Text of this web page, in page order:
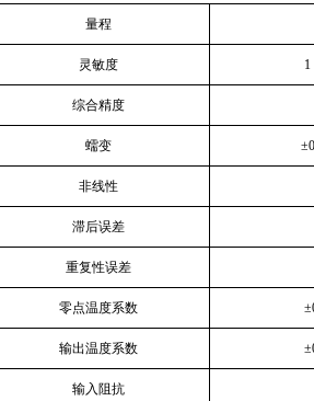
量程
灵敏度 1
综合精度
蠕变
非线性
滞后误差
重复性误差
零点温度系数
输出温度系数
输入阻抗